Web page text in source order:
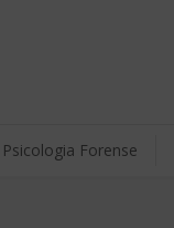
Psicologia Forense